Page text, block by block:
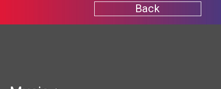
Back